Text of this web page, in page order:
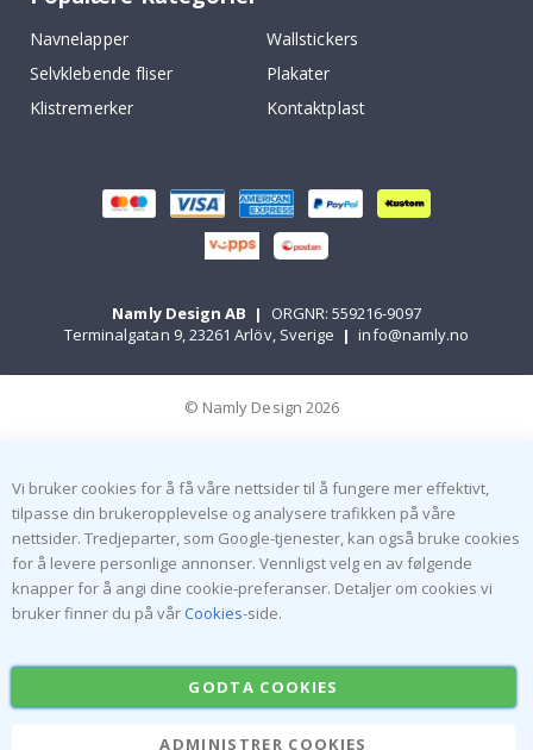
Navnelapper
Wallstickers
Selvklebende fliser
Plakater
Klistremerker
Kontaktplast
Namly Design AB |
ORGNR: 559216-9097
Terminalgatan 9, 23261 Arlöv, Sverige | info@namly.no
© Namly Design 2026
Vi bruker cookies for å få våre nettsider til å fungere mer effektivt,
tilpasse din brukeropplevelse og analysere trafikken på våre
nettsider. Tredjeparter, som Google-tjenester, kan også bruke cookies
for å levere personlige annonser. Vennligst velg en av følgende
knapper for å angi dine cookie-preferanser. Detaljer om cookies vi
bruker finner du på vår Cookies-side.
GODTA COOKIES
ADMINISTRER COOKIES